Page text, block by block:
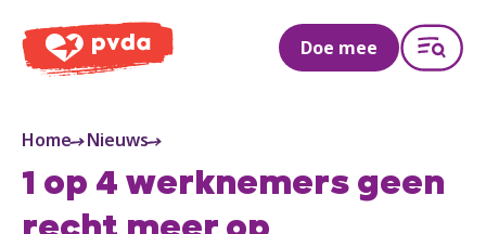
PVDA
Doe mee
Home Nieuws
1 op 4 werknemers geen